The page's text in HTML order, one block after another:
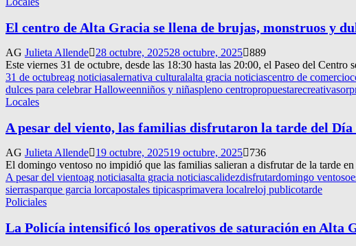
El centro de Alta Gracia se llena de brujas, monstruos y
AG Julieta Allende 28 octubre, 202528 octubre, 2025 889
Este viernes 31 de octubre, desde las 18:30 hasta las 20:00, el Paseo del
31 de octubreag noticiasalernativa culturalalta gracia noticiascentro de comercio
dulces para celebrar Halloweenniños y niñaspleno centropropuestarecreativa
Locales
A pesar del viento, las familias disfrutaron la tarde del
AG Julieta Allende 19 octubre, 202519 octubre, 2025
736
El domingo ventoso no impidió que las familias salieran a disfrutar de la tarde
A pesar del vientoag noticiasalta gracia noticiascalidezdisfrutardomingo ventoso
sierrasparque garcia lorcapostales tipicasprimavera localreloj publicotarde
Policiales
La Policía intensificó los operativos de saturación en Alta